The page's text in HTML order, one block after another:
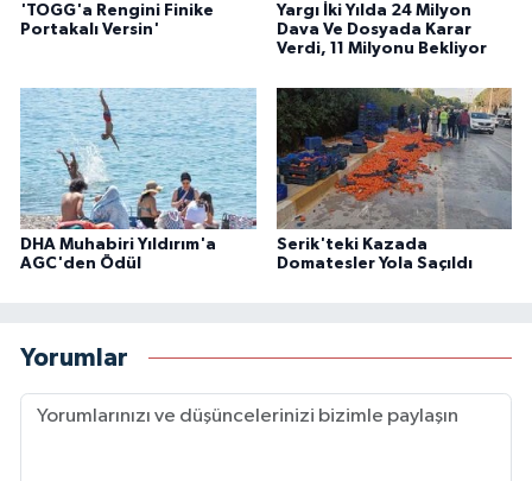
'TOGG'a Rengini Finike
Portakalı Versin'
Yargı İki Yılda 24 Milyon
Dava Ve Dosyada Karar
Verdi, 11 Milyonu Bekliyor
DHA Muhabiri Yıldırım'a
AGC'den Ödül
Serik'teki Kazada
Domatesler Yola Saçıldı
Yorumlar